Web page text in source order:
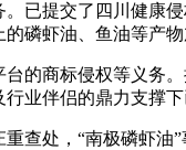
已提交了四川健康
磷虾油、鱼油等产
商标侵权等义务。
业伴侣的鼎力支撑
处，“南极磷虾油”